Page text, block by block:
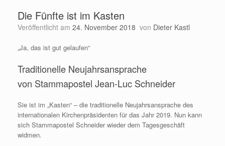
Die Fünfte ist im Kasten
Veröffentlicht am 24. November 2018 von Dieter Kastl
„Ja, das ist gut gelaufen“
Traditionelle Neujahrsansprache
von Stammapostel Jean-Luc Schneider
Sie ist im „Kasten“ – die traditionelle Neujahrsansprache des
internationalen Kirchenpräsidenten für das Jahr 2019. Nun kann
sich Stammapostel Schneider wieder dem Tagesgeschäft
widmen.